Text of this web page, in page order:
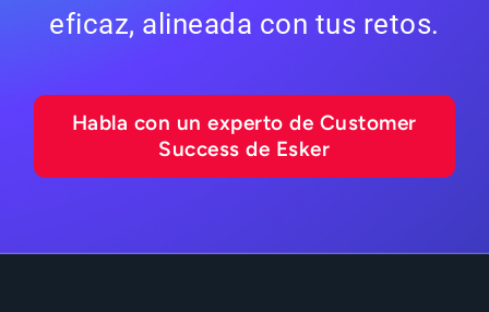
eficaz, alineada con tus retos.
Habla con un experto de Customer
Success de Esker